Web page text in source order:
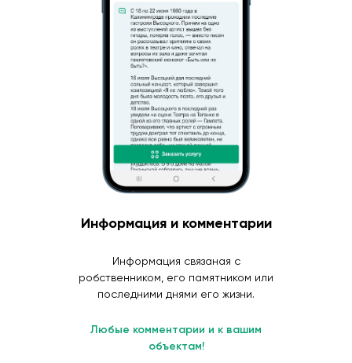
Информация и комментарии
Информация связаная с
робственником, его памятником или
последними днями его жизни.
Любые комментарии и к вашим
объектам!